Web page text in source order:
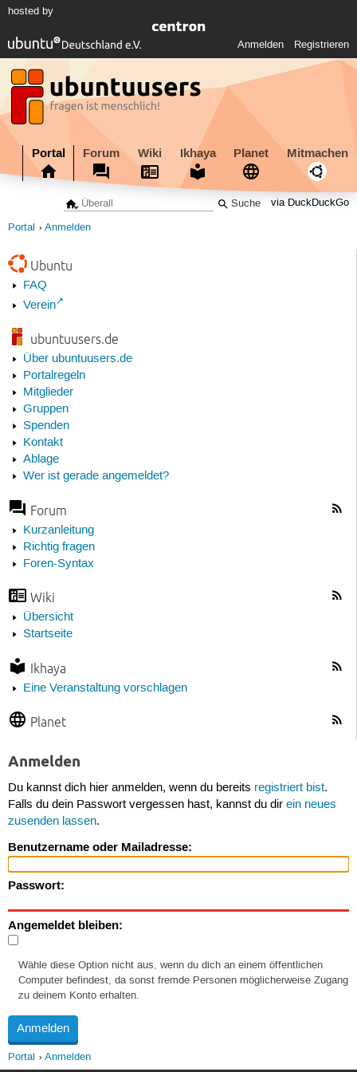
hosted by
Anmelden Registrieren
Portal Forum Wiki Ikhaya Planet Mitmachen
via DuckDuckGo
Portal Anmelden
Ubuntu
FAQ
Verein
ubuntuusers.de
Über ubuntuusers.de
Portalregeln
Mitglieder
Gruppen
Spenden
Kontakt
Ablage
Wer ist gerade angemeldet?
Forum
Kurzanleitung
Richtig fragen
Foren-Syntax
Wiki
Übersicht
Startseite
Ikhaya
Eine Veranstaltung vorschlagen
Planet
Anmelden
Du kannst dich hier anmelden, wenn du bereits registriert bist.
Falls du dein Passwort vergessen hast, kannst du dir ein neues
zusenden lassen.
Benutzername oder Mailadresse:
Passwort:
Angemeldet bleiben:
Wähle diese Option nicht aus, wenn du dich an einem öffentlichen
Computer befindest, da sonst fremde Personen möglicherweise Zugang
zu deinem Konto erhalten.
Portal Anmelden